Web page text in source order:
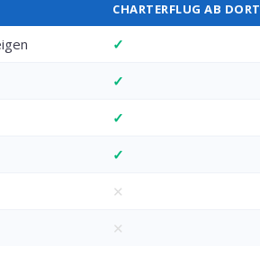
CHARTERFLUG AB
✓
✓
✓
✓
✕
✕